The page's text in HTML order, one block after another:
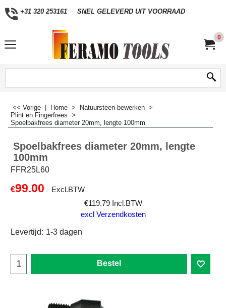
+31 320 253161 SNEL GELEVERD UIT VOORRAAD
0
<< Vorige Home > Natuursteen bewerken >
Plint en Fingerfrees >
Spoelbakfrees diameter 20mm, lengte 100mm
Spoelbakfrees diameter 20mm, lengte
100mm
FFR25L60
€99.00
Excl.BTW
€119.79 Incl.BTW
excl Verzendkosten
Levertijd: 1-3 dagen
Bestel